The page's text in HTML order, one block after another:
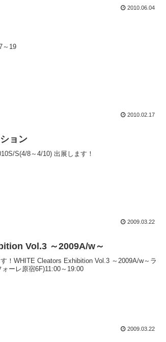
2010.06.04
～19
2010.02.17
ョン
S(4/8～4/10) 出展します！
2009.03.22
Vol.3 ～2009A/w～
！WHITE Cleators Exhibition Vol.3 ～2009A/w～ラ
ーレ原宿6F)11:00～19:00
2009.03.22